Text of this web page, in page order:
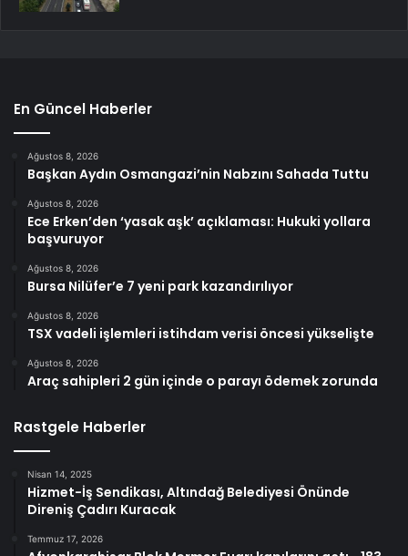
En Güncel Haberler
Ağustos 8, 2026
Başkan Aydın Osmangazi’nin Nabzını Sahada Tuttu
Ağustos 8, 2026
Ece Erken’den ‘yasak aşk’ açıklaması: Hukuki yollara
başvuruyor
Ağustos 8, 2026
Bursa Nilüfer’e 7 yeni park kazandırılıyor
Ağustos 8, 2026
TSX vadeli işlemleri istihdam verisi öncesi yükselişte
Ağustos 8, 2026
Araç sahipleri 2 gün içinde o parayı ödemek zorunda
Rastgele Haberler
Nisan 14, 2025
Hizmet-İş Sendikası, Altındağ Belediyesi Önünde
Direniş Çadırı Kuracak
Temmuz 17, 2026